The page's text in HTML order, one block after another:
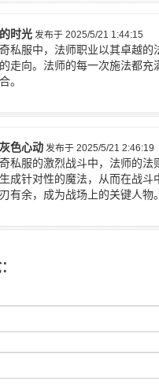
时光 发布于 2025/5/21 1:44:15
私服中，法师职业以其卓越
走向。法师的每一次施法都
。
色心动 发布于 2025/5/21 2:46:19
私服的激烈战斗中，法师的
成针对性的魔法，从而在战
有余，成为战场上的关键人物。